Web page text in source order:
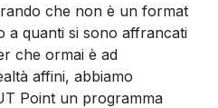
che non è un format
a quanti si sono affrancati
che ormai è ad
affini, abbiamo
Point un programma